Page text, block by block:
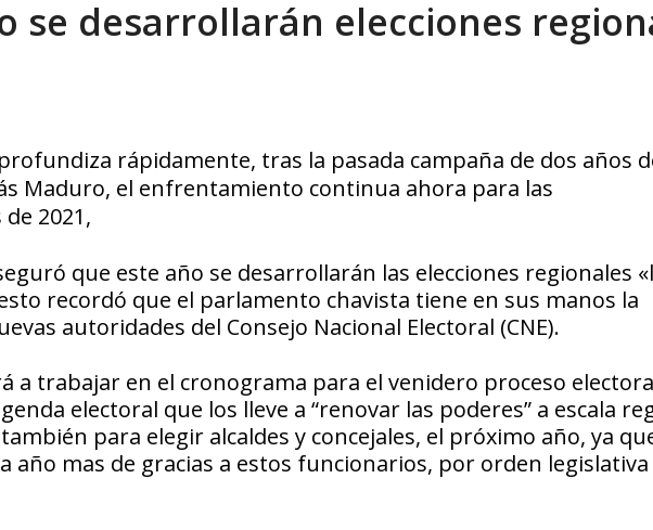
donación médica en Venezuela tras finalizar su mis... AGOSTO 9, 2026
se desarrollarán elecciones
profundiza rápidamente, tras la pasada campaña de dos años
Maduro, el enfrentamiento continua ahora para las
de 2021,
que este año se desarrollarán las elecciones regionales
recordó que el parlamento chavista tiene en sus manos la
autoridades del Consejo Nacional Electoral (CNE).
a trabajar en el cronograma para el venidero proceso
electoral que los lleve a “renovar las poderes” a escala
para elegir alcaldes y concejales, el próximo año, ya
año mas de gracias a estos funcionarios, por orden legislativa